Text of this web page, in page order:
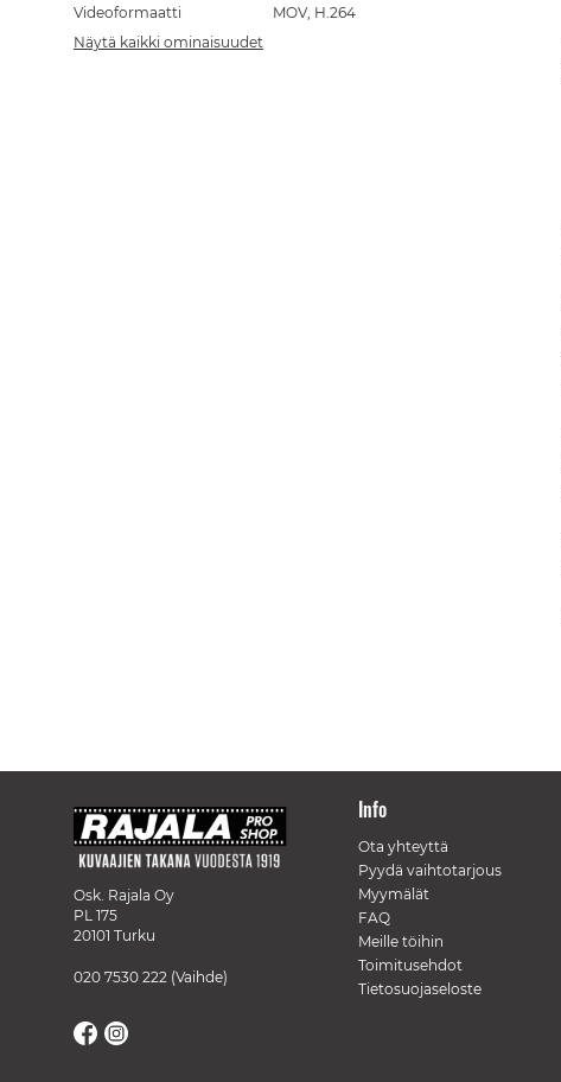
Videoformaatti
MOV, H.264
Näytä kaikki ominaisuudet
Osk. Rajala Oy
PL 175
20101 Turku
020 7530 222 (Vaihde)
Info
Ota yhteyttä
Pyydä vaihtotarjous
Myymälät
FAQ
Meille töihin
Toimitusehdot
Tietosuojaseloste